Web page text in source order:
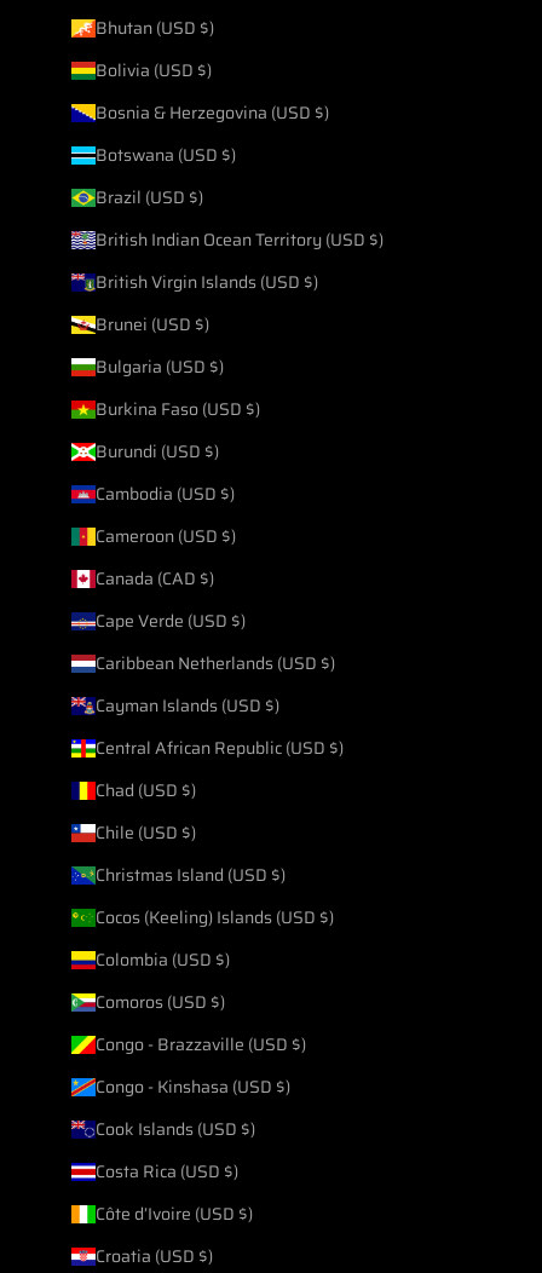
Bhutan (USD $)
Bolivia (USD $)
Bosnia & Herzegovina (USD $)
Botswana (USD $)
Brazil (USD $)
British Indian Ocean Territory (USD $)
British Virgin Islands (USD $)
Brunei (USD $)
Bulgaria (USD $)
Burkina Faso (USD $)
Burundi (USD $)
Cambodia (USD $)
Cameroon (USD $)
Canada (CAD $)
Cape Verde (USD $)
Caribbean Netherlands (USD $)
Cayman Islands (USD $)
Central African Republic (USD $)
Chad (USD $)
Chile (USD $)
Christmas Island (USD $)
Cocos (Keeling) Islands (USD $)
Colombia (USD $)
Comoros (USD $)
Congo - Brazzaville (USD $)
Congo - Kinshasa (USD $)
Cook Islands (USD $)
Costa Rica (USD $)
Côte d’Ivoire (USD $)
Croatia (USD $)